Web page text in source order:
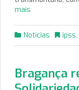
mais
Notícias ipss,
Bragança